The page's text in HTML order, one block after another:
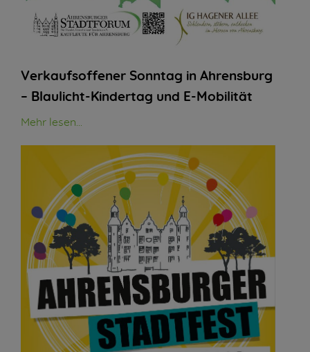
Verkaufsoffener Sonntag in Ahrensburg
– Blaulicht-Kindertag und E-Mobilität
Mehr lesen...